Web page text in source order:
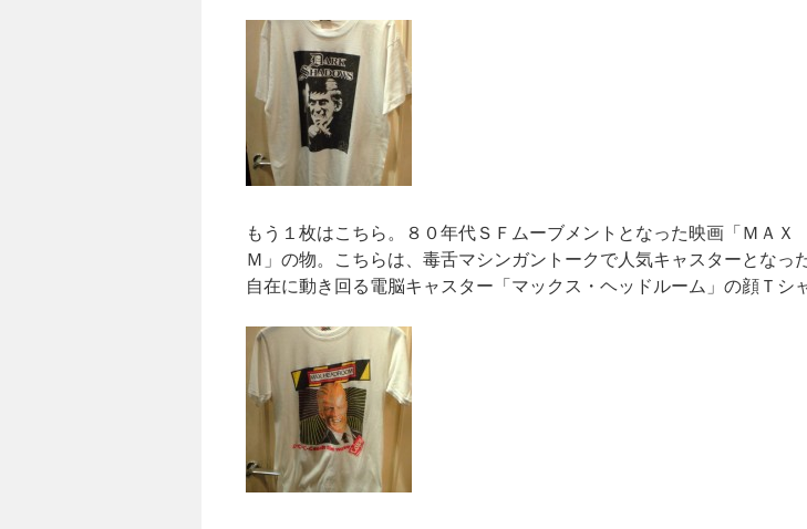
もう１枚はこちら。８０年代ＳＦムーブメントとなった映画「ＭＡ
Ｍ」の物。こちらは、毒舌マシンガントークで人気キャスターとなっ
自在に動き回る電脳キャスター「マックス・ヘッドルーム」の顔Ｔシ